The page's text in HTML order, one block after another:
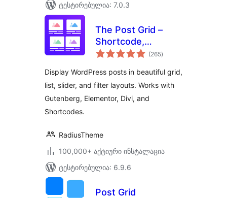
ტესტირებულია: 7.0.3
The Post Grid –
Shortcode,
Gutenberg Blocks
Addon for Post Grid
(265საერთო
რეიტინგი
)
Display WordPress posts in beautiful grid,
list, slider, and filter layouts. Works with
Gutenberg, Elementor, Divi, and
Shortcodes.
RadiusTheme
100,000+ აქტიური ინსტალაცია
ტესტირებულია: 6.9.6
Post Grid